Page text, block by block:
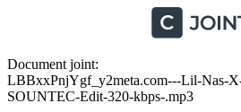
Document joint:
LBBxxPnjYgf_y2meta.com---Lil-Nas-
SOUNTEC-Edit-320-kbps-.mp3